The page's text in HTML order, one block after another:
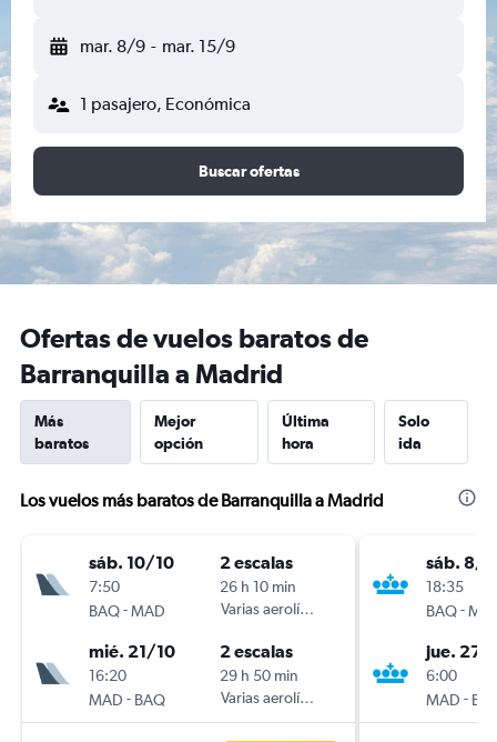
mar. 8/9 - mar. 15/9
1 pasajero, Económica
Buscar ofertas
Ofertas de vuelos baratos de
Barranquilla a Madrid
Más
baratos
Mejor
opción
Última
hora
Solo
ida
Los vuelos más baratos de Barranquilla a Madrid
sáb. 10/10
7:50
BAQ-MAD
2 escalas
26 h 10 min
Varias aerolíneas
mié. 21/10
16:20
MAD - BAQ
2 escalas
29 h 50 min
Varias aerolíneas
sáb. 8/8
18:35
BAQ-
jue. 27/
6:00
MAD -